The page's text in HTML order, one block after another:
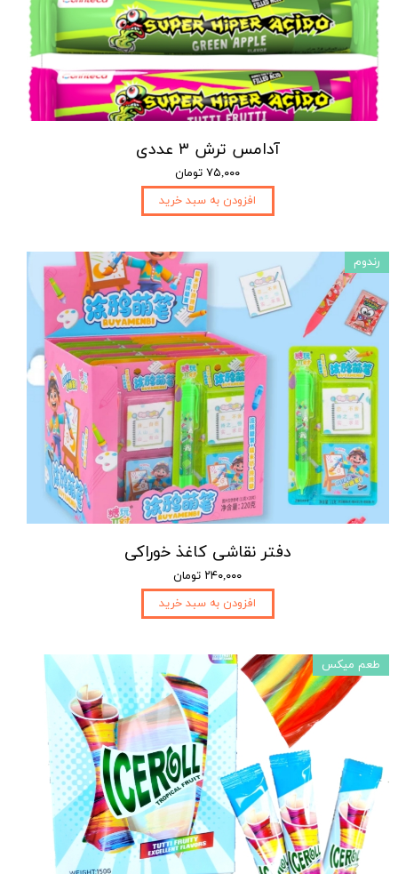
آدامس ترش ۳ عددی
۷۵,۰۰۰ تومان
افزودن به سبد خرید
دفتر نقاشی کاغذ خوراکی
۲۴۰,۰۰۰ تومان
افزودن به سبد خرید
رندوم
طعم میکس